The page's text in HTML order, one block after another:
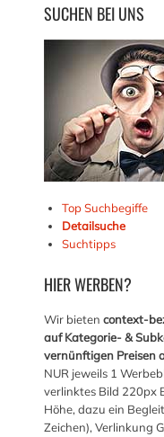
SUCHEN BEI UNS
Top Suchbegiffe
Detailsuche
Suchtipps
HIERWERBEN?
Wir bieten context-
auf Kategorie- &
vernünftigen Preisen
NUR jeweils 1
verlinktes Bild 220px
Höhe, dazu ein
Zeichen), Verlinkung